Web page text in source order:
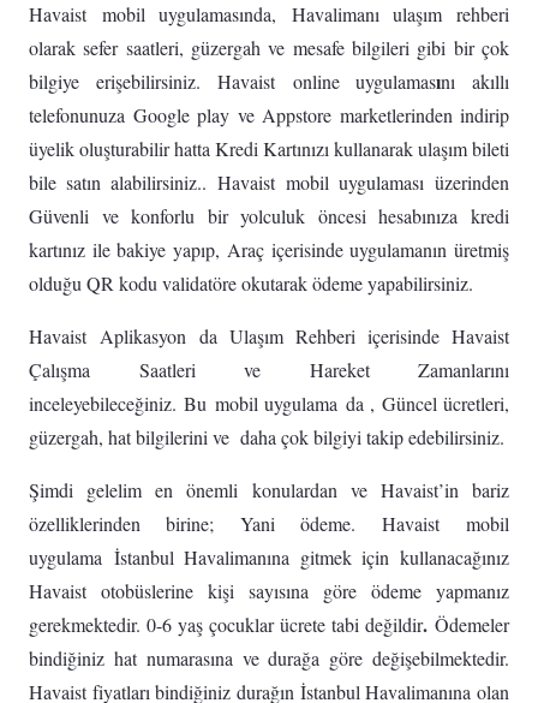
Havaist mobil uygulamasında, Havalimanı ulaşım rehberi
olarak sefer saatleri, güzergah ve mesafe bilgileri gibi bir çok
bilgiye erişebilirsiniz. Havaist online uygulamasını akıllı
telefonunuza Google play ve Appstore marketlerinden indirip
üyelik oluşturabilir hatta Kredi Kartınızı kullanarak ulaşım bileti
bile satın alabilirsiniz.. Havaist mobil uygulaması üzerinden
Güvenli ve konforlu bir yolculuk öncesi hesabınıza kredi
kartınız ile bakiye yapıp, Araç içerisinde uygulamanın üretmiş
olduğu QR kodu validatöre okutarak ödeme yapabilirsiniz.
Havaist Aplikasyon da Ulaşım Rehberi içerisinde Havaist
Çalışma Saatleri ve Hareket Zamanlarını
inceleyebileceğiniz. Bu mobil uygulama da , Güncel ücretleri,
güzergah, hat bilgilerini ve daha çok bilgiyi takip edebilirsiniz.
Şimdi gelelim en önemli konulardan ve Havaist’in bariz
özelliklerinden birine; Yani ödeme. Havaist mobil
uygulama İstanbul Havalimanına gitmek için kullanacağınız
Havaist otobüslerine kişi sayısına göre ödeme yapmanız
gerekmektedir. 0-6 yaş çocuklar ücrete tabi değildir. Ödemeler
bindiğiniz hat numarasına ve durağa göre değişebilmektedir.
Havaist fiyatları bindiğiniz durağın İstanbul Havalimanına olan